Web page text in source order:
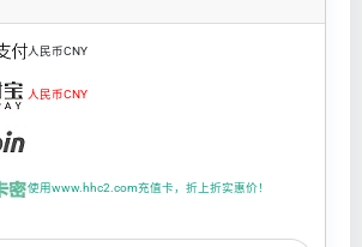
人民币CNY
人民币CNY
使用www.hhc2.com充值卡，折上折实惠价！